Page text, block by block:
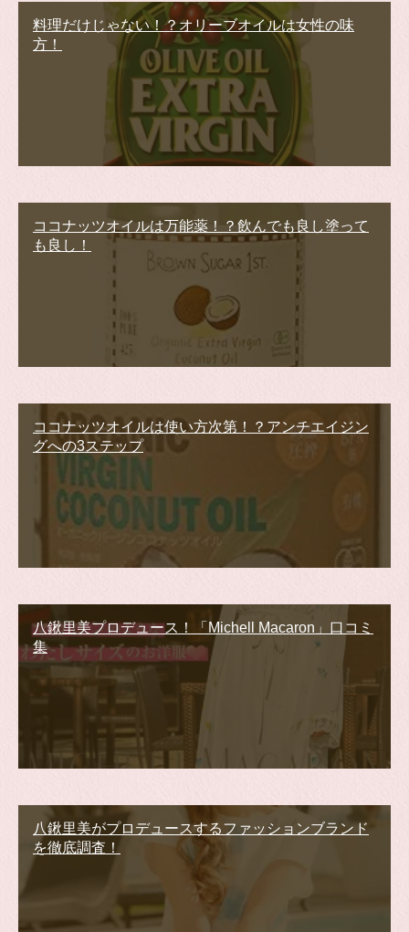
料理だけじゃない！？オリーブオイルは女性の味
方！
ココナッツオイルは万能薬！？飲んでも良し塗って
も良し！
ココナッツオイルは使い方次第！？アンチエイジン
グへの3ステップ
八鍬里美プロデュース！「Michell Macaron」口コミ
集
八鍬里美がプロデュースするファッションブランド
を徹底調査！